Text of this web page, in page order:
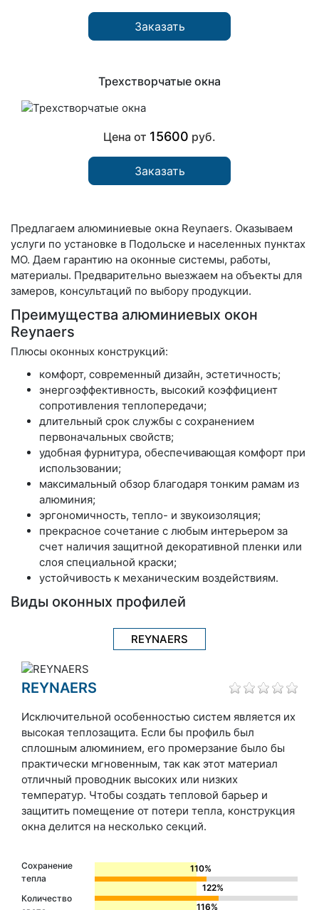
Заказать
Трехстворчатые окна
Цена от 15600 руб.
Заказать
Предлагаем алюминиевые окна Reynaers. Оказываем
услуги по установке в Подольске и населенных пунктах
МО. Даем гарантию на оконные системы, работы,
материалы. Предварительно выезжаем на объекты для
замеров, консультаций по выбору продукции.
Преимущества алюминиевых окон
Reynaers
Плюсы оконных конструкций:
комфорт, современный дизайн, эстетичность;
энергоэффективность, высокий коэффициент
сопротивления теплопередачи;
длительный срок службы с сохранением
первоначальных свойств;
удобная фурнитура, обеспечивающая комфорт при
использовании;
максимальный обзор благодаря тонким рамам из
алюминия;
эргономичность, тепло- и звукоизоляция;
прекрасное сочетание с любым интерьером за
счет наличия защитной декоративной пленки или
слоя специальной краски;
устойчивость к механическим воздействиям.
Виды оконных профилей
REYNAERS
REYNAERS
Исключительной особенностью систем является их
высокая теплозащита. Если бы профиль был
сплошным алюминием, его промерзание было бы
практически мгновенным, так как этот материал
отличный проводник высоких или низких
температур. Чтобы создать тепловой барьер и
защитить помещение от потери тепла, конструкция
окна делится на несколько секций.
Сохранение
тепла
Количество
110%
122%
116%